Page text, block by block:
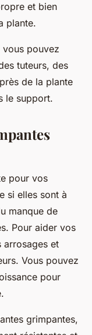
et bien
plante.
pouvez
tuteurs, des
de la plante
le support.
pour vos
si elles sont à
manque de
Pour aider vos
arrosages et
Vous pouvez
pour
grimpantes,